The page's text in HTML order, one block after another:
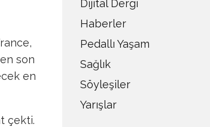
son
en
çekti.
Dijital Dergi
Haberler
Pedallı Yaşam
Sağlık
Söyleşiler
Yarışlar